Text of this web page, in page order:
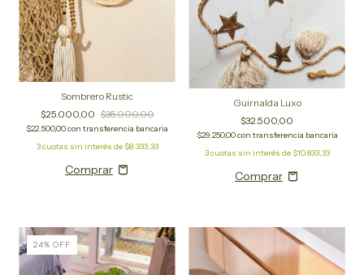
Sombrero Rustic
$25.000,00 $35.000,00
$22.500,00con transferencia bancaria
3cuotas sin interés de $8.333,33
Guirnalda Luxo
$32.500,00
$29.250,00con transferencia bancaria
3cuotas sin interés de $10.833,33
24% OFF